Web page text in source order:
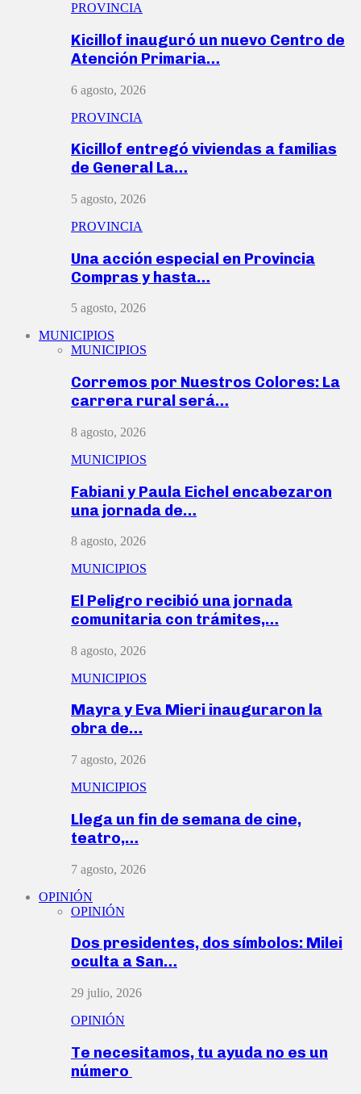
PROVINCIA
Kicillof inauguró un nuevo Centro de
Atención Primaria…
6 agosto, 2026
PROVINCIA
Kicillof entregó viviendas a familias
de General La…
5 agosto, 2026
PROVINCIA
Una acción especial en Provincia
Compras y hasta…
5 agosto, 2026
MUNICIPIOS
MUNICIPIOS
Corremos por Nuestros Colores: La
carrera rural será…
8 agosto, 2026
MUNICIPIOS
Fabiani y Paula Eichel encabezaron
una jornada de…
8 agosto, 2026
MUNICIPIOS
El Peligro recibió una jornada
comunitaria con trámites,…
8 agosto, 2026
MUNICIPIOS
Mayra y Eva Mieri inauguraron la
obra de…
7 agosto, 2026
MUNICIPIOS
Llega un fin de semana de cine,
teatro,…
7 agosto, 2026
OPINIÓN
OPINIÓN
Dos presidentes, dos símbolos: Milei
oculta a San…
29 julio, 2026
OPINIÓN
Te necesitamos, tu ayuda no es un
número